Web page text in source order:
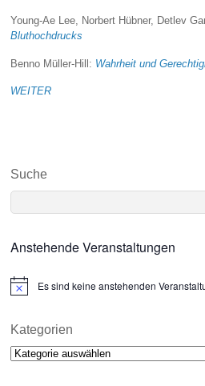
Young-Ae Lee, Norbert Hübner, Detlev
Bluthochdrucks
Benno Müller-Hill: Wahrheit und
WEITER
Suche
Anstehende Veranstaltungen
N
i
e
Es sind keine anstehenden
Kategorien
Kategorien